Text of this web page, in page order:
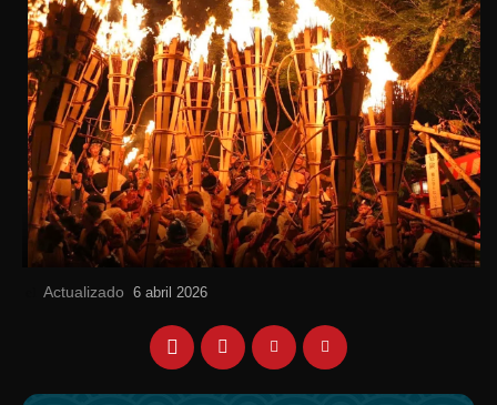
Actualizado 6 abril 2026